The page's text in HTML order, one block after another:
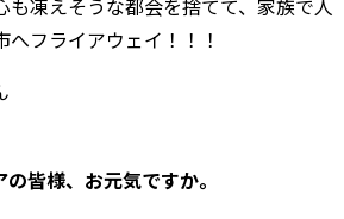
も凍えそうな都会を捨てて、家族で人
フライアウェイ！！！
皆様、お元気ですか。